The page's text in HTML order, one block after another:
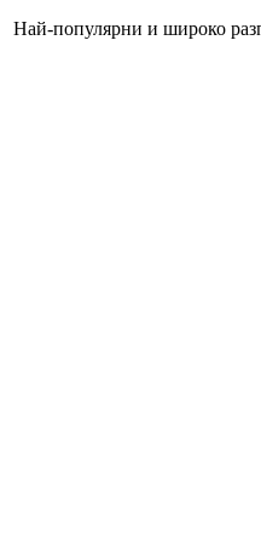
Най-популярни и широко